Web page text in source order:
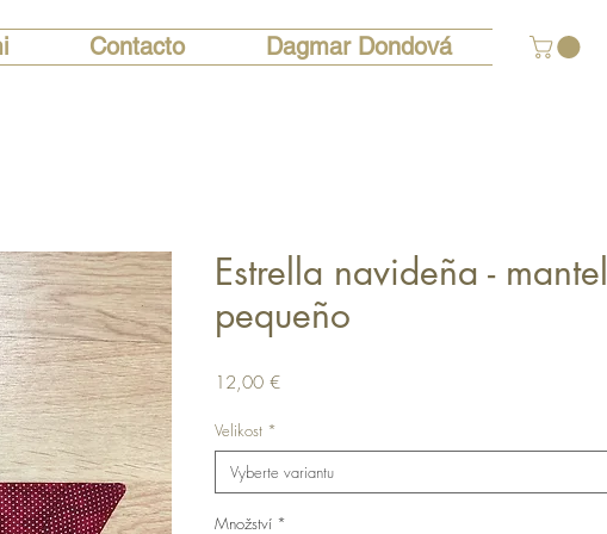
Contacto Dagmar Dondová
Estrella navideña - mantel
pequeño
12,00 €Cena
Velikost *
Vyberte variantu
Množství *